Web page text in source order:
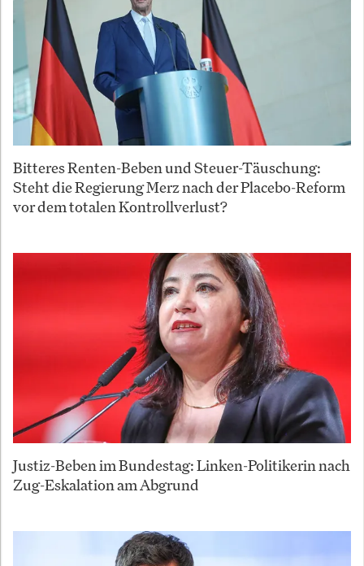
Bitteres Renten-Beben und Steuer-Täuschung:
Steht die Regierung Merz nach der Placebo-Reform
vor dem totalen Kontrollverlust?
Justiz-Beben im Bundestag: Linken-Politikerin nach
Zug-Eskalation am Abgrund